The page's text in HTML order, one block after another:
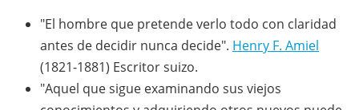
"El hombre que pretende verlo todo con claridad
antes de decidir nunca decide". Henry F. Amiel
(1821-1881) Escritor suizo.
"Aquel que sigue examinando sus viejos